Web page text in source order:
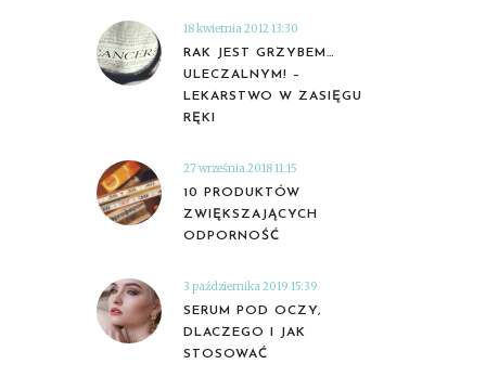
18 kwietnia 2012 13:30
RAK JEST GRZYBEM…
ULECZALNYM! –
LEKARSTWO W ZASIĘGU
RĘKI
27 września 2018 11:15
10 PRODUKTÓW
ZWIĘKSZAJĄCYCH
ODPORNOŚĆ
3 października 2019 15:39
SERUM POD OCZY,
DLACZEGO I JAK
STOSOWAĆ